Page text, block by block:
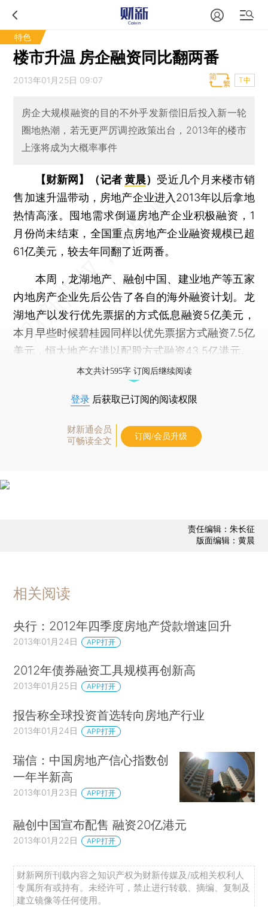
特色
楼市升温 房企融资同比翻两番
2013年01月25日 09:07 T中
房企大规模融资的目的不外乎发新偿旧后投入新一轮
圈地热潮，若无更严厉调控政策出台，2013年的楼市
上涨将成为大概率事件
【财新网】（记者黄晨） 受近几个月来楼市销
售加速升温带动，房地产企业进入2013年以后拿地
热情高涨。囤地需求倒逼房地产企业积极融资，1
月份尚未结束，全国重点房地产企业融资规模已超
61亿美元，较去年同翻了近两番。
本周，龙湖地产、融创中国、建业地产等五家
内地房产企业先后公告了各自的海外融资计划。龙
湖地产以发行优先票据的方式低息融资5亿美元，
本月早些时候碧桂园同样以优先票据方式融资7.5亿
美元，恒大地产在港以配股方式融资43.5亿港元。
本文共计595字 订阅后继续阅读
登录 后获取已订阅的阅读权限
财新通会员
可畅读全文
订阅/会员升级
责任编辑：朱长征
版面编辑：黄晨
相关阅读
央行：2012年四季度房地产贷款增速回升
2013年01月24日 APP打开
2012年债券融资工具规模再创新高
2013年01月25日 APP打开
报告称全球投资首选转向房地产行业
2013年01月24日 APP打开
瑞信：中国房地产信心指数创
一年半新高
2013年01月23日 APP打开
融创中国宣布配售 融资20亿港元
2013年01月22日 APP打开
财新网所刊载内容之知识产权为财新传媒及/或相关权利人
专属所有或持有。未经许可，禁止进行转载、摘编、复制及
建立镜像等任何使用。